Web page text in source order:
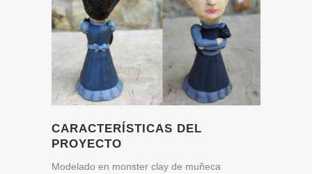
CARACTERÍSTICAS DEL
PROYECTO
Modelado en monster clay de muñeca